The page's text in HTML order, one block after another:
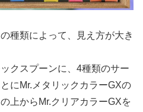
種類によって、見え方が大き
クスプーンに、4種類のサー
にMr.メタリックカラーGXの
上からMr.クリアカラーGXを